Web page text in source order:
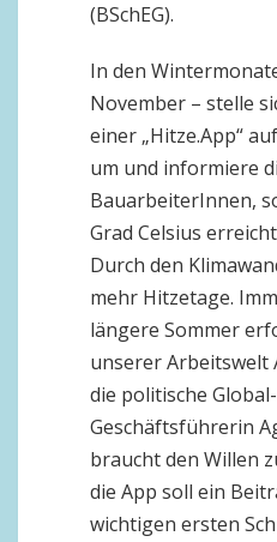
(BSchEG).
In den
November – stelle
einer „Hitze.App“
um und informiere
BauarbeiterInnen,
Grad Celsius
Durch den
mehr Hitzetage.
längere Sommer
unserer Arbeitswelt
die politische
Geschäftsführerin
braucht den Willen
die App soll ein
wichtigen ersten